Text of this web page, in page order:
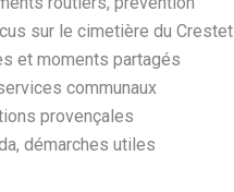
sur le cimetière du
et moments partagés
communaux
provençales
démarches utiles